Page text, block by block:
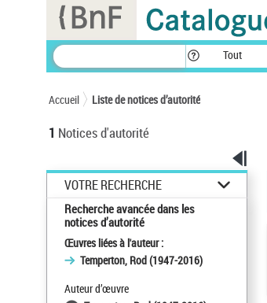
Tout
Accueil Liste de notices d’autorité
1 Notices d'autorité
VOTRE RECHERCHE
Recherche avancée dans les
notices d’autorité
Œuvres liées à l'auteur :
Temperton, Rod (1947-2016)
Auteur d’œuvre
Panneau de gestion des cookies